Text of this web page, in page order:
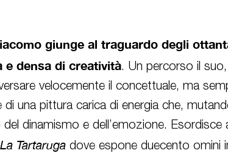
giunge al traguardo degli
densa di creatività. Un percorso il
velocemente il concettuale, ma
di una pittura carica di energia che,
dinamismo e dell’emozione. Esordisce
La Tartarugadove espone duecento omini